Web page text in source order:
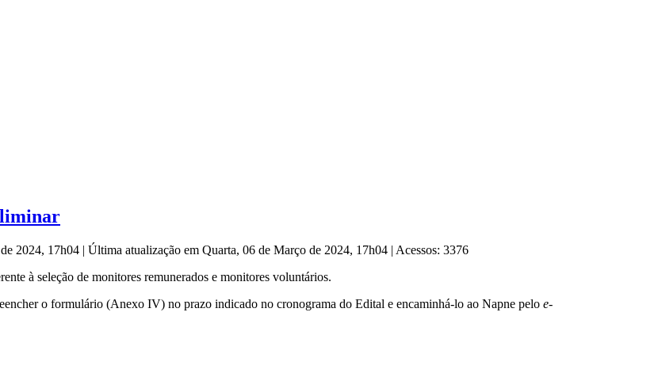
2024, 17h04 | Última atualização em Quarta, 06 de Março de 2024, 17h04 | Acessos: 3376
à seleção de monitores remunerados e monitores voluntários.
o formulário (Anexo IV) no prazo indicado no cronograma do Edital e encaminhá-lo ao Napne pelo e-